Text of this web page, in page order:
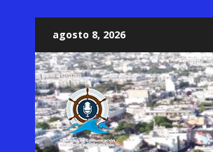
contenido
agosto 8, 2026